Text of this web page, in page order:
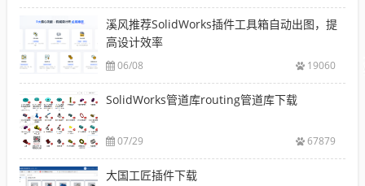
溪风推荐SolidWorks插件工具箱自动出图，提
高设计效率
06/08 19060
SolidWorks管道库routing管道库下载
07/29 67879
大国工匠插件下载